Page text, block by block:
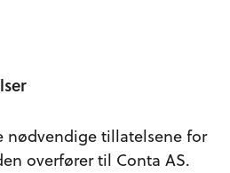
nødvendige tillatelsene for
overfører til Conta AS.